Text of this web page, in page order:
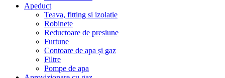
Apeduct
Teava, fitting si izolatie
Robinete
Reductoare de presiune
Furtune
Contoare de apa și gaz
Filtre
Pompe de apa